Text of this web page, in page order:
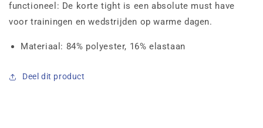
functioneel: De korte tight is een absolute must have
voor trainingen en wedstrijden op warme dagen.
Materiaal: 84% polyester, 16% elastaan
Deel dit product